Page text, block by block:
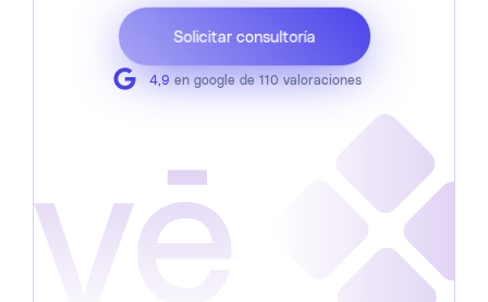
Solicitar consultoría
4,9 en google de 110 valoraciones